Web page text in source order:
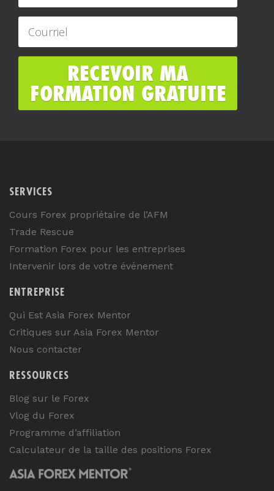
SERVICES
Cours Forex propriétaire de l’AFM
Trade Rescue
Formation Forex pour les entreprises
Intervenir lors de votre événement
ENTREPRISE
Qui Est Asia Forex Mentor
Critiques sur Asia Forex Mentor
Nous contacter
RESSOURCES
Blog sur le Forex
Vlog du Forex
Programme d’affiliation
Calculateur de la taille des positions Forex